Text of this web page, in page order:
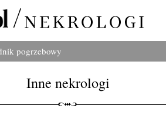
pogrzebowy
Inne nekrologi